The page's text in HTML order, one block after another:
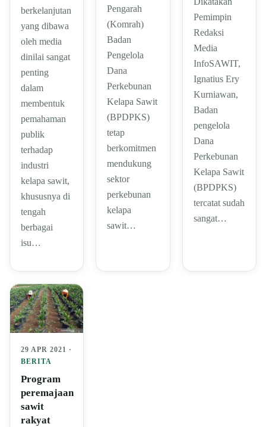
berkelanjutan
yang dibawa
oleh media
dinilai sangat
penting
dalam
membentuk
pemahaman
publik
terhadap
industri
kelapa sawit,
khususnya di
tengah
berbagai
isu…
Pengarah
(Komrah)
Badan
Pengelola
Dana
Perkebunan
Kelapa Sawit
(BPDPKS)
tetap
berkomitmen
mendukung
sektor
perkebunan
kelapa
sawit…
Pemimpin
Redaksi
Media
InfoSAWIT,
Ignatius Ery
Kurniawan,
Badan
pengelola
Dana
Perkebunan
Kelapa Sawit
(BPDPKS)
tercatat sudah
sangat…
29 APR 2021 ·
BERITA
Program
peremajaan
sawit
rakyat